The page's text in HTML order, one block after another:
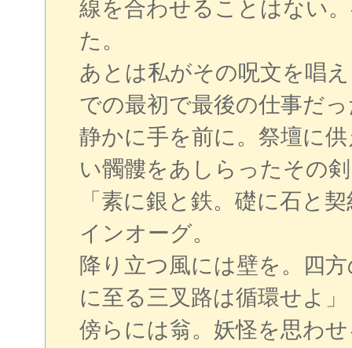
線を合わせることはない
た。
あとは私がその呪文を唱
での最初で最後の仕事だ
静かに手を前に。祭壇に
い髑髏をあしらったその
「素に銀と鉄。礎に石と
インオーグ。
降り立つ風には壁を。四
に至る三叉路は循環せよ」
傍らには翁。妖怪を思わ